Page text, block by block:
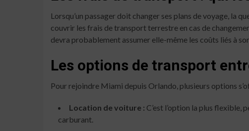
Lorsqu’un passager doit changer ses plans de voyage, la
couvrir les frais de transport terrestre en cas de
devra probablement assumer elle-même les coûts liés à
Les options de transport
Pour rejoindre Miami depuis Orlando, plusieurs options
Location de voiture : C’est l’option la plus flexible,
carburant.